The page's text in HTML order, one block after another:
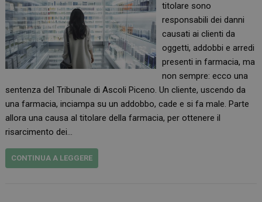
titolare sono
responsabili dei danni
causati ai clienti da
oggetti, addobbi e arredi
presenti in farmacia, ma
non sempre: ecco una
sentenza del Tribunale di Ascoli Piceno. Un cliente, uscendo da
una farmacia, inciampa su un addobbo, cade e si fa male. Parte
allora una causa al titolare della farmacia, per ottenere il
risarcimento dei…
CONTINUA A LEGGERE